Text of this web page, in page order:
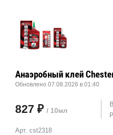
Арт. cst2318
Анаэробный клей
Обновлено 07.08.2026 в 01:40
827 ₽ / 10мл